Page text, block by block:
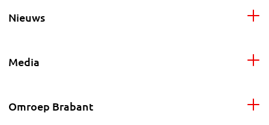
Nieuws
Media
Omroep Brabant